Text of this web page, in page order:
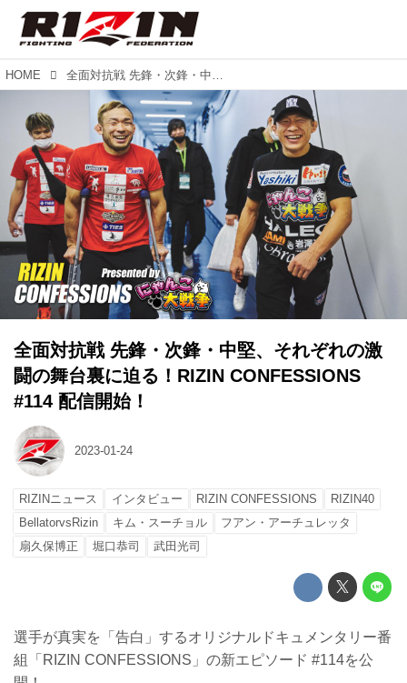
HOME 全面対抗戦 先鋒・次鋒・中堅、それぞれの激闘の舞台裏に迫る！RIZIN CONFESSIONS #114 配信開始！
全面対抗戦 先鋒・次鋒・中堅、それぞれの激
闘の舞台裏に迫る！RIZIN CONFESSIONS
#114 配信開始！
2023-01-24
RIZINニュース インタビュー RIZIN CONFESSIONS
RIZIN40
BellatorvsRizin
キム・スーチョル
フアン・アーチュレッタ
扇久保博正
堀口恭司 武田光司
選手が真実を「告白」するオリジナルドキュメンタリー番
組「RIZIN CONFESSIONS」の新エピソード #114を公